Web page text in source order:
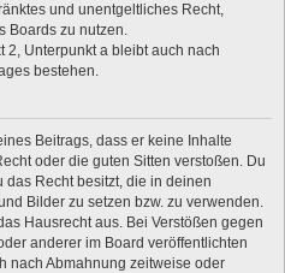
und unentgeltliches Recht,
Boards zu nutzen.
2, Unterpunkt a bleibt auch nach
bestehen.
Beitrags, dass er keine Inhalte
oder die guten Sitten verstoßen. Du
Recht besitzt, die in deinen
Bilder zu setzen bzw. zu verwenden.
Hausrecht aus. Bei Verstößen gegen
anderer im Board veröffentlichten
nach Abmahnung zeitweise oder